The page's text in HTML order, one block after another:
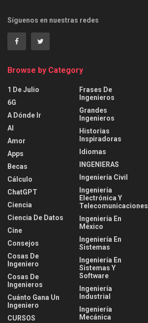
Síguenos en nuestras redes
Browse by Category
1 De Julio
6G
A Dónde Ir
AI
Amor
Apps
Becas
Cálculo
ChatGPT
Ciencia
Ciencia De Datos
Cine
Consejos
Cosas De
Ingeniero
Cosas De
Ingenieros
Cuánto Gana Un
Ingeniero
CURSOS
Frases De
Ingenieros
Grandes
Ingenieros
Historias
Inspiradoras
Idiomas
INGENIERAS
Ingeniería Civil
Ingeniería
Electrónica Y
Telecomunicaciones
Ingeniería En
México
Ingeniería En
Sistemas
Ingeniería En
Sistemas Y
Software
Ingeniería
Industrial
Ingeniería
Mecánica